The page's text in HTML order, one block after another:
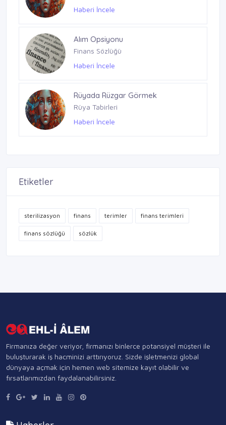
Haberi İncele
Alım Opsiyonu
Finans Sözlüğü
Haberi İncele
Rüyada Rüzgar Görmek
Rüya Tabirleri
Haberi İncele
Etiketler
sterilizasyon finans terimler finans terimleri
finans sözlüğü sözlük
Firmanıza değer veriyor, firmanızı binlerce potansiyel müşteri ile
buluşturarak iş hacminizi arttırıyoruz. Sizde işletmenizi global
dünyaya açmak için hemen web sitemize kayıt olabilir ve
fırsatlarımızdan faydalanabilirsiniz.